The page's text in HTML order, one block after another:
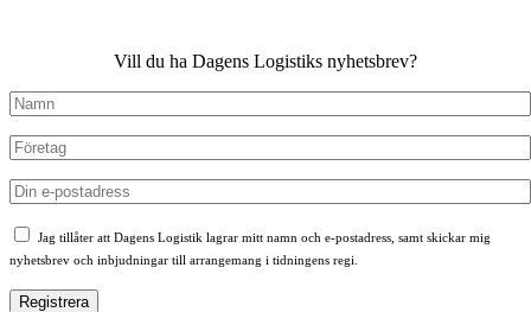
Vill du ha Dagens Logistiks nyhetsbrev?
Jag tillåter att Dagens Logistik lagrar mitt namn och e-postadress, samt skickar mig
nyhetsbrev och inbjudningar till arrangemang i tidningens regi.